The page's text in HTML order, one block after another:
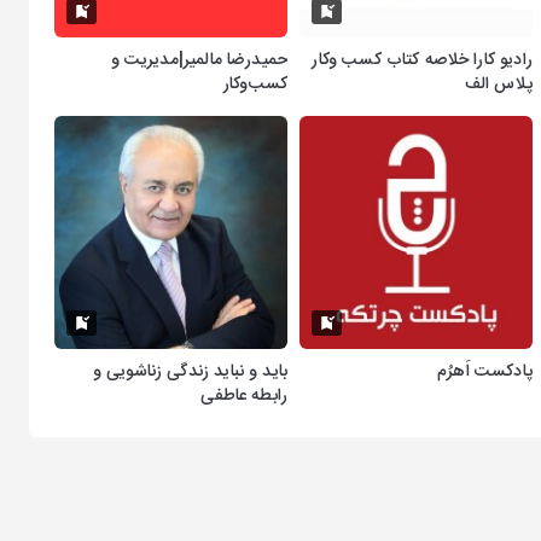
رادیو کارا خلاصه کتاب کسب وکار
پلاس الف
حمیدرضا مالمیر|مدیریت و
کسب‌وکار
پادکست اَهرُم
باید و نباید زندگی زناشویی و
رابطه عاطفی